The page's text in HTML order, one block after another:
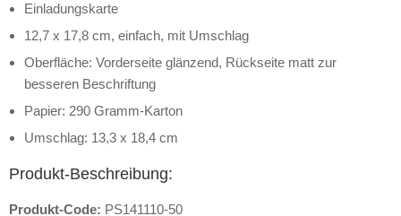
Einladungskarte
12,7 x 17,8 cm, einfach, mit Umschlag
Oberfläche: Vorderseite glänzend, Rückseite matt zur
besseren Beschriftung
Papier: 290 Gramm-Karton
Umschlag: 13,3 x 18,4 cm
Produkt-Beschreibung:
Produkt-Code: PS141110-50